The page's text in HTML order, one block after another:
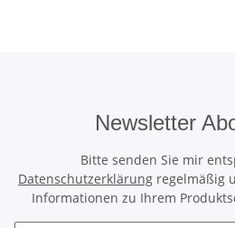
Newsletter
Bitte senden Sie mir
Datenschutzerklärung regelmäßig
Informationen zu Ihrem